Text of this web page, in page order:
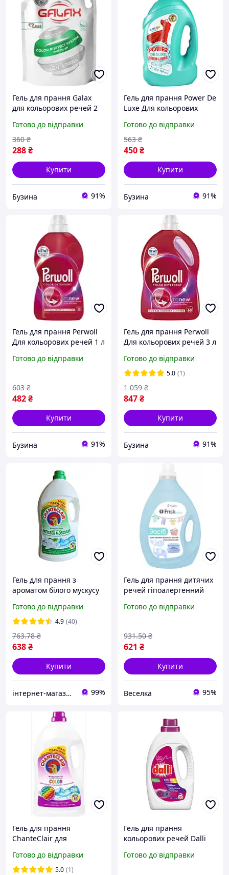
Гель для прання Galax
для кольорових речей 2
Готово до відправки
288₴
360 ₴
Купити
Бузина 91%
Гель для прання Power De
Luxe Для кольорових
(4823128001966)
Готово до відправки
450₴
563 ₴
Купити
Бузина 91%
Гель для прання Perwoll
Для кольорових речей 1 л
Готово до відправки
482₴
603 ₴
Купити
Бузина 91%
Гель для прання Perwoll
Для кольорових речей 3 л
Готово до відправки
5.0 (1)
847₴
1 059 ₴
Купити
Бузина 91%
Гель для прання з
ароматом білого мускусу
Moschus 80 прань 3600ml
Готово до відправки
4.9 (40)
638₴
763.78 ₴
Купити
інтернет-магазин KLIK 99%
Гель для прання дитячих
речей гіпоалергенний
чутливої шкіри 3 л FLAME
Готово до відправки
621 ₴
931.50 ₴
Купити
Веселка 95%
Гель для прання
ChanteClair для
Готово до відправки
5.0 (1)
Гель для прання
кольорових речей Dalli
Готово до відправки